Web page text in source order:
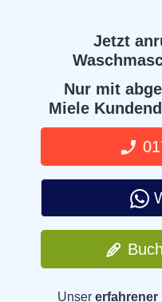
Jetzt
Nur mit
Miele
Unser erfahrener